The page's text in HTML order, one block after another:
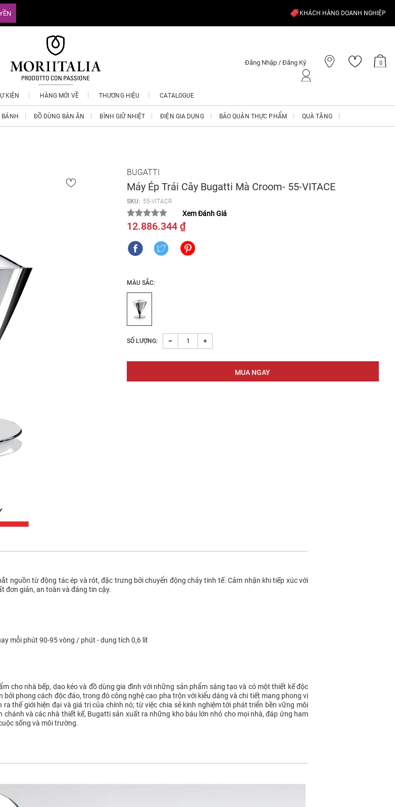
KHÁCH HÀNG DOANH NGHIỆP
Đăng Nhập / Đăng Ký 0
KIỆN HÀNG MỚI VỀ THƯƠNG HIỆU CATALOGUE
BÁNH ĐỒ DÙNG BÀN ĂN BÌNH GIỮ NHIỆT ĐIỆN GIA DỤNG BẢO QUẢN THỰC PHẨM QUÀ TẶNG
BUGATTI
Máy Ép Trái Cây Bugatti Mà Croom- 55-VITACE
SKU: 55-VITACR
Xem Đánh Giá
12.886.344 ₫
MÀU SẮC:
SỐ LƯỢNG:
nguồn từ động tác ép và rót, đặc trưng bởi chuyển động chảy tinh tế. Cảm nhận khi tiếp xúc với
đơn giản, an toàn và đáng tin cậy.
mỗi phút 90-95 vòng / phút - dung tích 0,6 lít
cho nhà bếp, dao kéo và đồ dùng gia đình với những sản phẩm sáng tạo và có một thiết kế độc
phong cách độc đáo, trong đó công nghệ cao pha trộn với kiểu dáng và chi tiết mang phong vị
thế giới hiện đại và giá trị của chính nó; từ việc chia sẻ kinh nghiệm tới phát triển bền vững môi
và các nhà thiết kế, Bugatti sản xuất ra những kho báu lớn nhỏ cho mọi nhà, đáp ứng ham
sống và môi trường.